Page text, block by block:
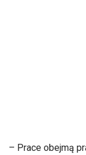
– Prace obejmą